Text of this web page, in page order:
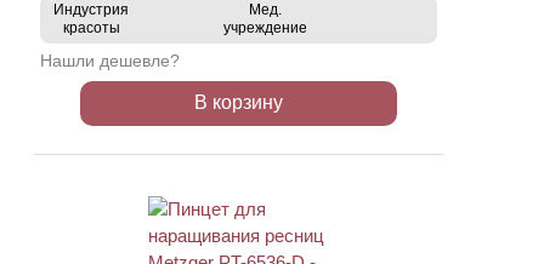
Индустрия
красоты
Мед.
учреждение
Нашли дешевле?
В корзину